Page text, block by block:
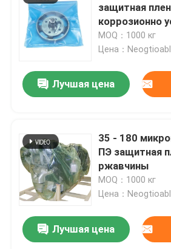
защитная
коррозионно
MOQ：1000 кг
Цена：
Лучшая цена
35 - 180
ПЭ защитная
ржавчины
MOQ：1000 кг
Цена：
Лучшая цена